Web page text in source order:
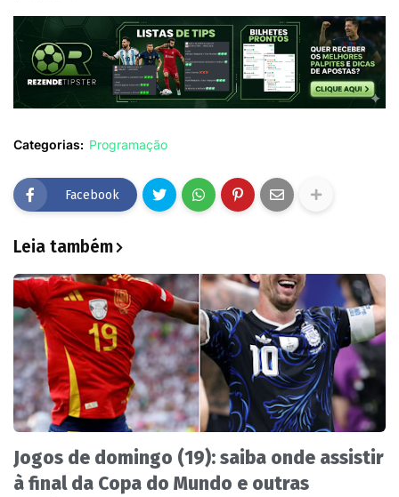
Categorias: Programação
Facebook
Leia também
Jogos de domingo (19): saiba onde assistir
à final da Copa do Mundo e outras